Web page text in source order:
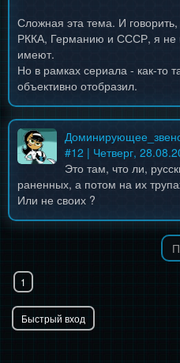
Сложная эта тема. И
РККА, Германию и СССР, я не
имеют.
Но в рамках сериала - как-то
объективно отобразил.
#12 | Четверг,
Это там, что ли,
раненных, а потом на их
Или не своих ?
1